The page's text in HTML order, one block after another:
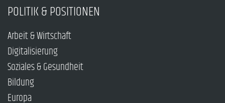
POLITIK & POSITIONEN
Arbeit & Wirtschaft
Digitalisierung
Soziales & Gesundheit
Bildung
Europa